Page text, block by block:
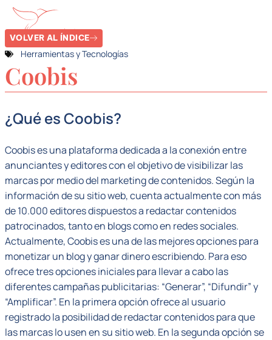
VOLVER AL ÍNDICE
Herramientas y Tecnologías
Coobis
¿Qué es Coobis?
Coobis es una plataforma dedicada a la conexión entre
anunciantes y editores con el objetivo de visibilizar las
marcas por medio del marketing de contenidos. Según la
información de su sitio web, cuenta actualmente con más
de 10.000 editores dispuestos a redactar contenidos
patrocinados, tanto en blogs como en redes sociales.
Actualmente, Coobis es una de las mejores opciones para
monetizar un blog y ganar dinero escribiendo. Para eso
ofrece tres opciones iniciales para llevar a cabo las
diferentes campañas publicitarias: “Generar”, “Difundir” y
“Amplificar”. En la primera opción ofrece al usuario
registrado la posibilidad de redactar contenidos para que
las marcas lo usen en su sitio web. En la segunda opción se